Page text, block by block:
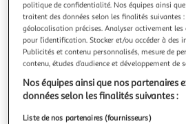
LU
Biscuits véritable petit beurre
Découvrez le Véritable Petit Beurre
le biscuit français intemporel, pur
de blé, à emporter partout.
design raconte une histoire : 4
24 points pour les 24 heures et 52
300g 12x3 biscuits
Vous voulez connaître le prix
politique de confidentialité. Nos équipes ainsi
traitent des données selon les finalités suivantes
géolocalisation précises. Analyser activement les
pour l’identification. Stocker et/ou accéder à des
Publicités et contenu personnalisés, mesure de
contenu, études d’audience et développement de
Nos équipes ainsi que nos partenaires
données selon les finalités suivantes :
Liste de nos partenaires (fournisseurs)